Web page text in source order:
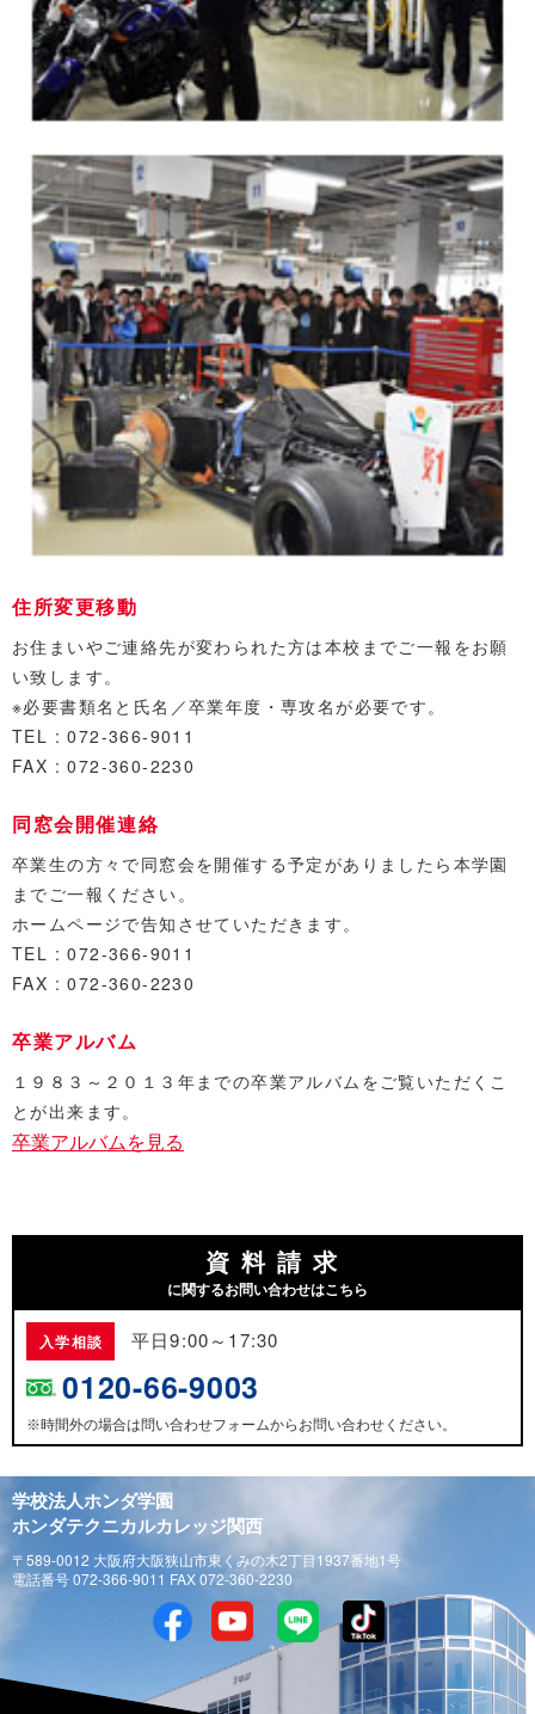
住所変更移動
お住まいやご連絡先が変わられた方は本校までご一報をお願
い致します。
※必要書類名と氏名／卒業年度・専攻名が必要です。
TEL : 072-366-9011
FAX : 072-360-2230
同窓会開催連絡
卒業生の方々で同窓会を開催する予定がありましたら本学園
までご一報ください。
ホームページで告知させていただきます。
TEL : 072-366-9011
FAX : 072-360-2230
卒業アルバム
１９８３～２０１３年までの卒業アルバムをご覧いただくこ
とが出来ます。
卒業アルバムを見る
資料請求
に関するお問い合わせはこちら
入学相談 平日9:00～17:30
0120-66-9003
※時間外の場合は問い合わせフォームからお問い合わせください。
学校法人ホンダ学園
ホンダテクニカルカレッジ関西
〒589-0012 大阪府大阪狭山市東くみの木2丁目1937番地1号
電話番号 072-366-9011 FAX 072-360-2230